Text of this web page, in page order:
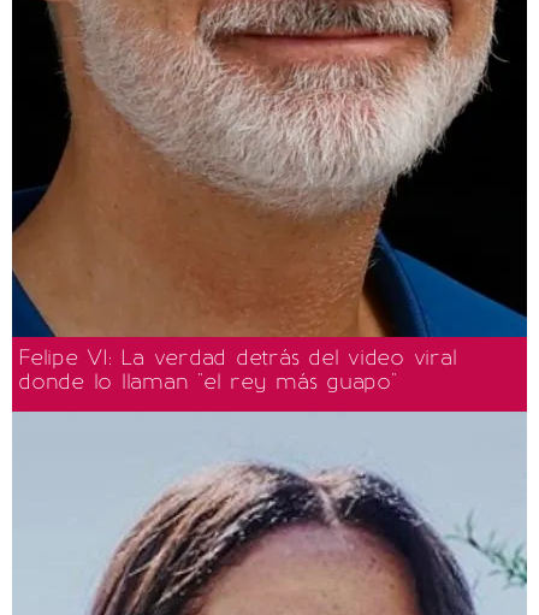
Felipe VI: La verdad detrás del video viral
donde lo llaman "el rey más guapo"